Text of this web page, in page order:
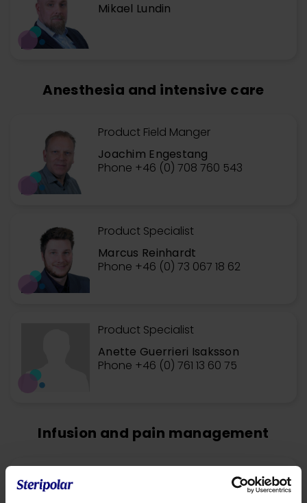
Mikael Lundin
Anesthesia and intensive care
Product Field Manger
Joachim Engestang
Phone +46 (0) 708 760 543
Product Specialist
Marcus Reinhardt
Phone +46 (0) 73 067 18 62
Product Specialist
Anette Guerrieri Isaksson
Phone +46 (0) 761 13 60 75
Infusion and pain management